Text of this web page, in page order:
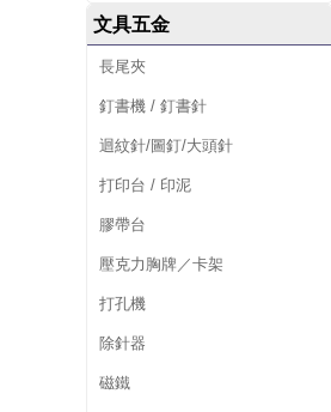
文具五金
長尾夾
釘書機 / 釘書針
迴紋針/圖釘/大頭針
打印台 / 印泥
膠帶台
壓克力胸牌／卡架
打孔機
除針器
磁鐵